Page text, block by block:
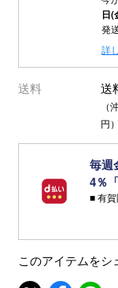
日(
発
詳
送料 送
（
円）
毎週
4％
■ キャ
注意事
このアイテムをシ